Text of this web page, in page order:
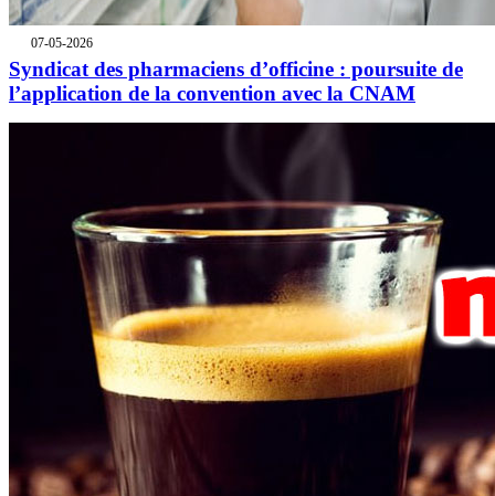
07-05-2026
Syndicat des pharmaciens d’officine : poursuite de
l’application de la convention avec la CNAM